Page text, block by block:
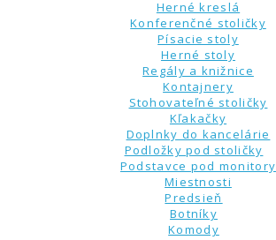
Herné kreslá
Konferenčné stoličky
Písacie stoly
Herné stoly
Regály a knižnice
Kontajnery
Stohovateľné stoličky
Kľakačky
Doplnky do kancelárie
Podložky pod stoličky
Podstavce pod monitory
Miestnosti
Predsieň
Botníky
Komody